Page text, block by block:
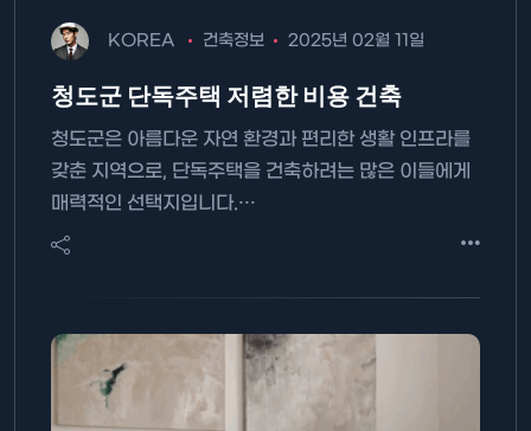
KOREA 건축정보 2025년 02월 11일
청도군 단독주택 저렴한 비용 건축
청도군은 아름다운 자연 환경과 편리한 생활 인프라를
갖춘 지역으로, 단독주택을 건축하려는 많은 이들에게
매력적인 선택지입니다.…